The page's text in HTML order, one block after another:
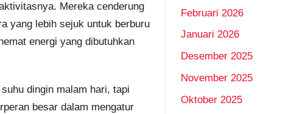
Mereka cenderung
yang lebih sejuk untuk berburu
energi yang dibutuhkan
dingin malam hari, tapi
besar dalam mengatur
Februari 2026
Januari 2026
Desember 2025
November 2025
Oktober 2025